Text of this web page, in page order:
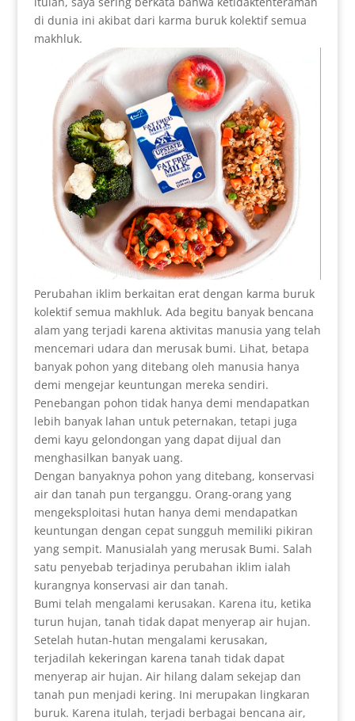
di dunia ini akibat dari karma buruk kolektif semua
makhluk.
Perubahan iklim berkaitan erat dengan karma buruk
kolektif semua makhluk. Ada begitu banyak bencana
alam yang terjadi karena aktivitas manusia yang telah
mencemari udara dan merusak bumi. Lihat, betapa
banyak pohon yang ditebang oleh manusia hanya
demi mengejar keuntungan mereka sendiri.
Penebangan pohon tidak hanya demi mendapatkan
lebih banyak lahan untuk peternakan, tetapi juga
demi kayu gelondongan yang dapat dijual dan
menghasilkan banyak uang.
Dengan banyaknya pohon yang ditebang, konservasi
air dan tanah pun terganggu. Orang-orang yang
mengeksploitasi hutan hanya demi mendapatkan
keuntungan dengan cepat sungguh memiliki pikiran
yang sempit. Manusialah yang merusak Bumi. Salah
satu penyebab terjadinya perubahan iklim ialah
kurangnya konservasi air dan tanah.
Bumi telah mengalami kerusakan. Karena itu, ketika
turun hujan, tanah tidak dapat menyerap air hujan.
Setelah hutan-hutan mengalami kerusakan,
terjadilah kekeringan karena tanah tidak dapat
menyerap air hujan. Air hilang dalam sekejap dan
tanah pun menjadi kering. Ini merupakan lingkaran
buruk. Karena itulah, terjadi berbagai bencana air,